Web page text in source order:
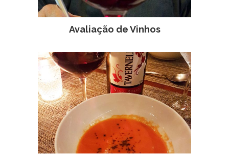
Avaliação de Vinhos